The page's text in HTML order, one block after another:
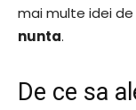
mai multe idei de
nunta.
De ce sa